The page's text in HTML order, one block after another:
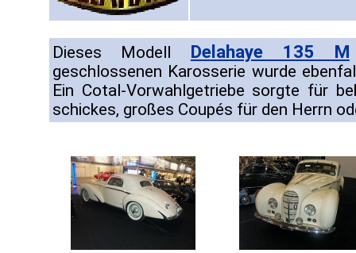
Dieses Modell Delahaye 135 M
geschlossenen Karosserie wurde
Ein Cotal-Vorwahlgetriebe sorgte für
schickes, großes Coupés für den Herrn